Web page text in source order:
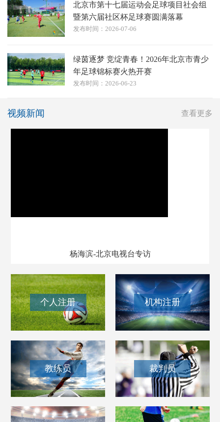
北京市第十七届运动会足球项目社会组
暨第六届社区杯足球赛圆满落幕
发布时间：2026-07-06
绿茵逐梦 竞绽青春！2026年北京市青少
年足球锦标赛火热开赛
发布时间：2026-06-23
视频新闻 查看更多
杨海滨-北京电视台专访
个人注册 机构注册
教练员 裁判员